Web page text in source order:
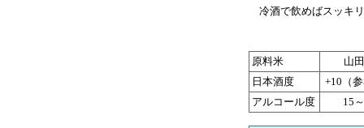
冷酒で飲めばスッキ
原料米
山
日本酒度
+10（
アルコール度
15